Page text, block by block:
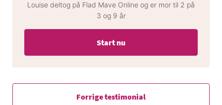
Louise deltog på Flad Mave Online og er mor til 2 på
3 og 9 år
Start nu
Forrige testimonial